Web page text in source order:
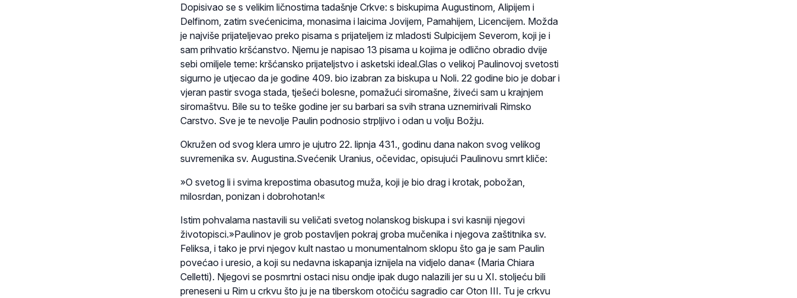
Dopisivao se s velikim ličnostima tadašnje Crkve: s biskupima Augustinom, Alipijem i
Delfinom, zatim svećenicima, monasima i laicima Jovijem, Pamahijem, Licencijem. Možda
je najviše prijateljevao preko pisama s prijateljem iz mladosti Sulpicijem Severom, koji je i
sam prihvatio kršćanstvo. Njemu je napisao 13 pisama u kojima je odlično obradio dvije
sebi omiljele teme: kršćansko prijateljstvo i asketski ideal.Glas o velikoj Paulinovoj svetosti
sigurno je utjecao da je godine 409. bio izabran za biskupa u Noli. 22 godine bio je dobar i
vjeran pastir svoga stada, tješeći bolesne, pomažući siromašne, živeći sam u krajnjem
siromaštvu. Bile su to teške godine jer su barbari sa svih strana uznemirivali Rimsko
Carstvo. Sve je te nevolje Paulin podnosio strpljivo i odan u volju Božju.
Okružen od svog klera umro je ujutro 22. lipnja 431., godinu dana nakon svog velikog
suvremenika sv. Augustina.Svećenik Uranius, očevidac, opisujući Paulinovu smrt kliče:
»O svetog li i svima krepostima obasutog muža, koji je bio drag i krotak, pobožan,
milosrdan, ponizan i dobrohotan!«
Istim pohvalama nastavili su veličati svetog nolanskog biskupa i svi kasniji njegovi
životopisci.»Paulinov je grob postavljen pokraj groba mučenika i njegova zaštitnika sv.
Feliksa, i tako je prvi njegov kult nastao u monumentalnom sklopu što ga je sam Paulin
povećao i uresio, a koji su nedavna iskapanja iznijela na vidjelo dana« (Maria Chiara
Celletti). Njegovi se posmrtni ostaci nisu ondje ipak dugo nalazili jer su u XI. stoljeću bili
preneseni u Rim u crkvu što ju je na tiberskom otočiću sagradio car Oton III. Tu je crkvu